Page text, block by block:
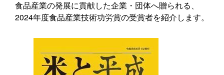
食品産業の発展に貢献した企業・団体へ贈られる、
2024年度食品産業技術功労賞の受賞者を紹介します。